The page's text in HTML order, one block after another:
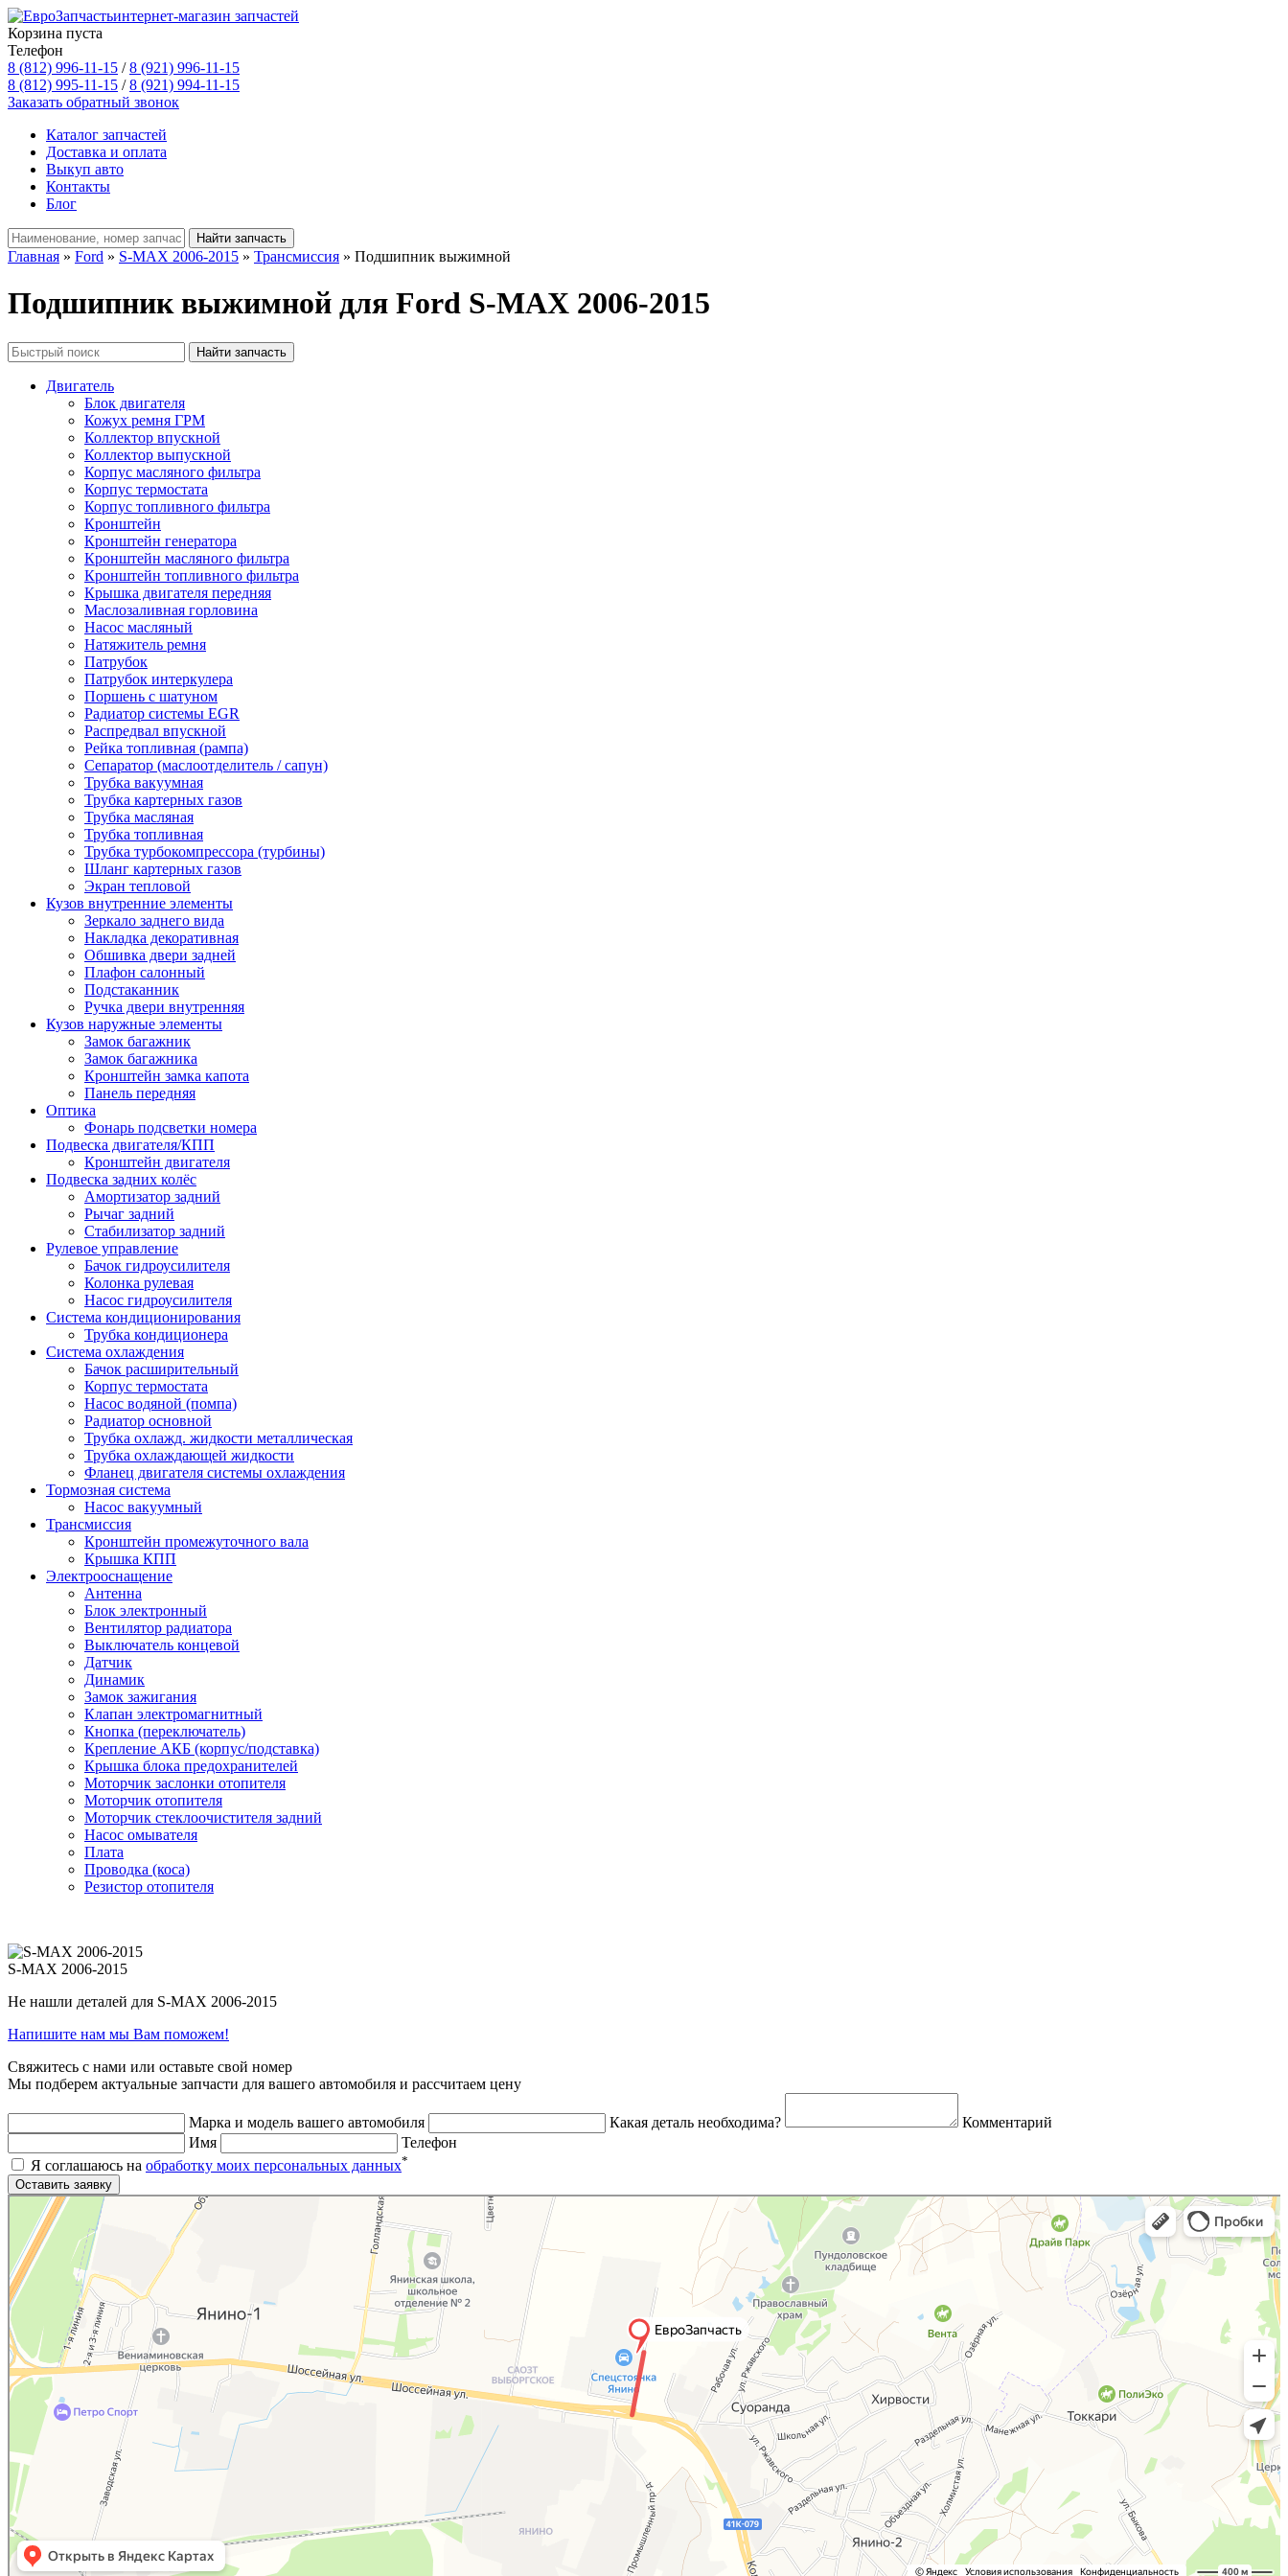
интернет-магазин запчастей
Корзина пуста
Телефон
8 (812) 996-11-15 /8 (921) 996-11-15
8 (812) 995-11-15 /8 (921) 994-11-15
Заказать обратный звонок
Каталог запчастей
Доставка и оплата
Выкуп авто
Контакты
Блог
Главная » Ford » S-MAX 2006-2015 » Трансмиссия » Подшипник выжимной
Подшипник выжимной для Ford S-MAX 2006-2015
Двигатель
Блок двигателя
Кожух ремня ГРМ
Коллектор впускной
Коллектор выпускной
Корпус масляного фильтра
Корпус термостата
Корпус топливного фильтра
Кронштейн
Кронштейн генератора
Кронштейн масляного фильтра
Кронштейн топливного фильтра
Крышка двигателя передняя
Маслозаливная горловина
Насос масляный
Натяжитель ремня
Патрубок
Патрубок интеркулера
Поршень с шатуном
Радиатор системы EGR
Распредвал впускной
Рейка топливная (рампа)
Сепаратор (маслоотделитель / сапун)
Трубка вакуумная
Трубка картерных газов
Трубка масляная
Трубка топливная
Трубка турбокомпрессора (турбины)
Шланг картерных газов
Экран тепловой
Кузов внутренние элементы
Зеркало заднего вида
Накладка декоративная
Обшивка двери задней
Плафон салонный
Подстаканник
Ручка двери внутренняя
Кузов наружные элементы
Замок багажник
Замок багажника
Кронштейн замка капота
Панель передняя
Оптика
Фонарь подсветки номера
Подвеска двигателя/КПП
Кронштейн двигателя
Подвеска задних колёс
Амортизатор задний
Рычаг задний
Стабилизатор задний
Рулевое управление
Бачок гидроусилителя
Колонка рулевая
Насос гидроусилителя
Система кондиционирования
Трубка кондиционера
Система охлаждения
Бачок расширительный
Корпус термостата
Насос водяной (помпа)
Радиатор основной
Трубка охлажд. жидкости металлическая
Трубка охлаждающей жидкости
Фланец двигателя системы охлаждения
Тормозная система
Насос вакуумный
Трансмиссия
Кронштейн промежуточного вала
Крышка КПП
Электрооснащение
Антенна
Блок электронный
Вентилятор радиатора
Выключатель концевой
Датчик
Динамик
Замок зажигания
Клапан электромагнитный
Кнопка (переключатель)
Крепление АКБ (корпус/подставка)
Крышка блока предохранителей
Моторчик заслонки отопителя
Моторчик отопителя
Моторчик стеклоочистителя задний
Насос омывателя
Плата
Проводка (коса)
Резистор отопителя
S-MAX 2006-2015
Не нашли деталей для S-MAX 2006-2015
Напишите нам мы Вам поможем!
Свяжитесь с нами или оставьте свой номер
Мы подберем актуальные запчасти для вашего автомобиля и рассчитаем цену
Марка и модель вашего автомобиля Какая деталь необходима?
Комментарий
Имя
Телефон
Я соглашаюсь на обработку моих персональных данных*
Яндекс.Карты
Яндекс.Карты — поиск мест и адресов, городской транспорт